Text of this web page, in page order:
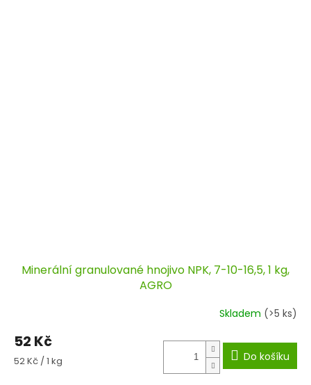
Minerální granulované hnojivo NPK, 7-10-16,5, 1 kg,
AGRO
Skladem (>5 ks)
52 Kč
Měrná
52 Kč / 1 kg Do košíku